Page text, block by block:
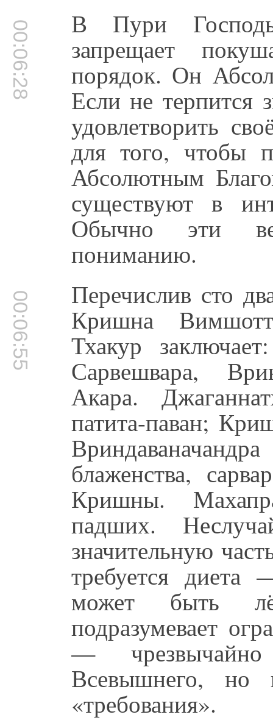
00:06:28 В Пури
запрещает
порядок. Он
Если не терпится
удовлетворить
для того, чтобы
Абсолютным
существуют в
Обычно эти
пониманию.
00:06:55 Перечислив сто
Кришна
Тхакур
Сарвешвара,
Акара.
патита-паван;
блаженства,
Кришны.
падших.
значительную
требуется
может быть
подразумевает
— чрезвычайно
Всевышнего, но
«требования».